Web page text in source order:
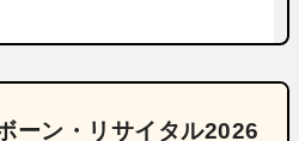
ーン・リサイタル2026